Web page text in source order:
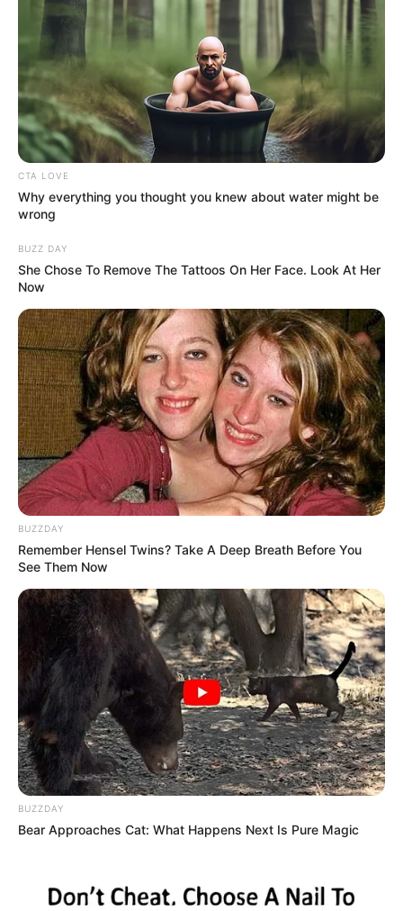
νόμισμα τους αποικιοκράτες τους….. Τι εννοώ;;; Οι Γάλλοι
έχοντας κατακτήσει τον Νίγηρα, έκλεβαν το Ουράνιο
αγοράζοντας...
ΑΠΟΨΕΙΣ ΔΙΕΘΝΗ ΡΟΗ ΤΩΝ ΑΡΘΡΩΝ
ΚΑΤΙ ΠΟΛΥ ΣΠΟΥΔΑΙΟ ΚΑΙ ΦΩΤΕΙΝΟ
ΚΡΥΒΕΤΑΙ ΠΙΣΩ ΑΠΟ ΤΑ ΕΠΕΙΣΟΔΙΑ ΣΤΟ
ΚΑΖΑΚΣΤΑΝ
ΚΑΤΙ ΠΟΛΥ ΣΠΟΥΔΑΙΟ ΚΑΙ ΦΩΤΕΙΝΟ ΚΡΥΒΕΤΑΙ ΠΙΣΩ ΑΠΟ ΤΑ
ΕΠΕΙΣΟΔΙΑ ΣΤΟ ΚΑΖΑΚΣΤΑΝ. ΠΟΛΥ ΣΠΟΥΔΑΙΑ ΠΡΑΓΜΑΤΑ
ΓΙΝΟΝΤΑΙ ΤΩΡΑ ΣΤΗΝ ΠΕΡΙΟΧΗ ΑΥΤΗ. ΜΙΑ ΠΟΛΥ ΣΤΡΑΤΗΓΙΚΗ
ΠΕΡΙΟΧΗ ΚΑΙ...
ΚΟΙΝΩΝΙΚΑ ΔΙΚΤΥΑ
FACEBOOK ΑΡΈΣΕΙ
YOUTUBE ΕΓΓΡΑΦΕΊΤΕ
EMAIL ΑΚΟΛΟΥΘΉΣΤΕ
CTA LOVE
Why everything you thought you knew about water might be
wrong
BUZZ DAY
She Chose To Remove The Tattoos On Her Face. Look At Her
Now
BUZZDAY
Remember Hensel Twins? Take A Deep Breath Before You
See Them Now
BUZZDAY
Bear Approaches Cat: What Happens Next Is Pure Magic